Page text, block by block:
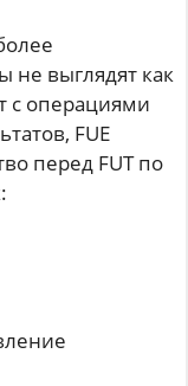
не выглядят как
с операциями
FUE
перед FUT по